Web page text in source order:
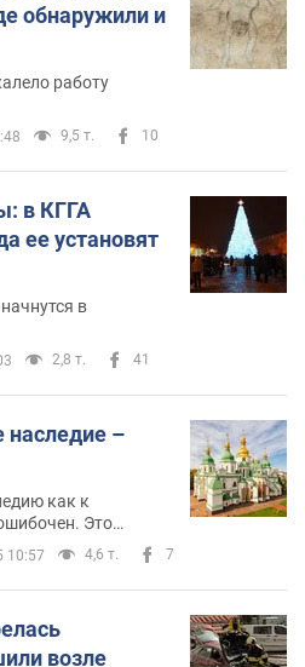
обнаружили и
работу
9,5 т. 10
в КГГА
ее установят
в
2,8 т. 41
наследие –
как к
Это
сохраняет
10:57 4,6 т. 7
возле